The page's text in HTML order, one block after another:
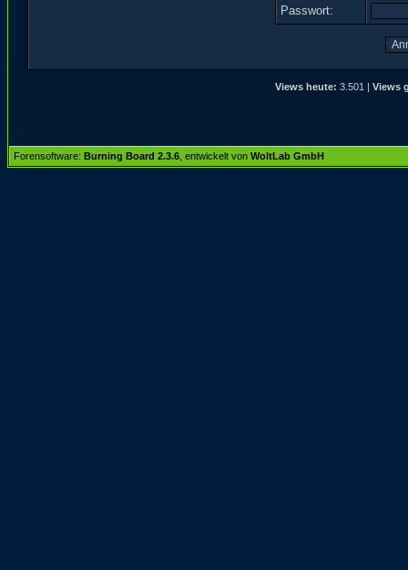
Passwort:
Views heute: 3.501 | Views
Forensoftware: Burning Board 2.3.6 , entwickelt von WoltLab GmbH